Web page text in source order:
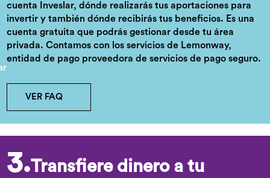
cuenta Inveslar, dónde realizarás tus aportaciones para
invertir y también dónde recibirás tus beneficios. Es una
cuenta gratuita que podrás gestionar desde tu área
privada. Contamos con los servicios de Lemonway,
entidad de pago proveedora de servicios de pago seguro.
VER FAQ
3.Transfiere dinero a tu